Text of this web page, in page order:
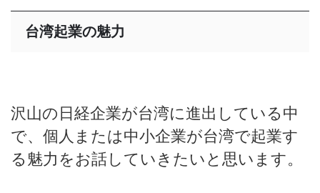
台湾起業の魅力
沢山の日経企業が台湾に進出している中
で、個人または中小企業が台湾で起業す
る魅力をお話していきたいと思います。